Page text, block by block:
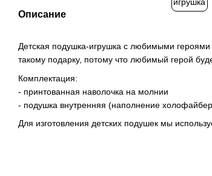
Описание
Детская подушка-игрушка с любимыми
такому подарку, потому что любимый герой
Комплектация:
- принтованная наволочка на молнии
- подушка внутренняя (наполнение
Для изготовления детских подушек мы